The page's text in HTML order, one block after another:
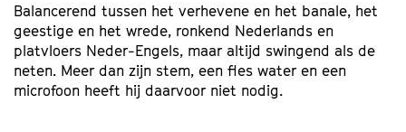
Balancerend tussen het verhevene en het banale, het
geestige en het wrede, ronkend Nederlands en
platvloers Neder-Engels, maar altijd swingend als de
neten. Meer dan zijn stem, een fles water en een
microfoon heeft hij daarvoor niet nodig.